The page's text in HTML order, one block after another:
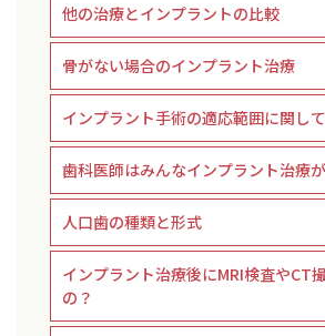
他の治療とインプラントの比較
骨がない場合のインプラント治療
インプラント手術の適応範囲に関して
歯科医師はみんなインプラント治療
人口歯の種類と形式
インプラント治療後にMRI検査やCT
の？